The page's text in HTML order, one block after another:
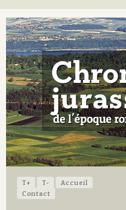
T+ T-
Accueil
Contact